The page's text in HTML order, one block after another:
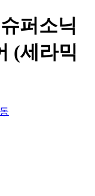
퍼소닉
(세라믹